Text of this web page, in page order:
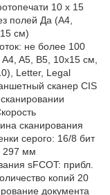
10 x 15
полей Да (A4,
см)
не более 100
A5, B5, 10x15 см,
Letter, Legal
сканер CIS
сканирования
серого: 16/8 бит
297 мм
sFCOT: прибл.
копий 20
документа